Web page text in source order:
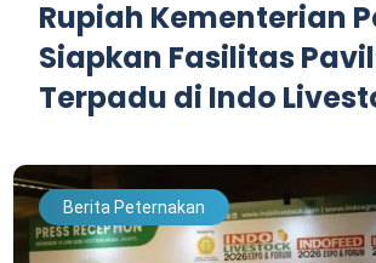
Rupiah Kementerian
Siapkan Fasilitas
Terpadu di Indo
Berita Peternakan